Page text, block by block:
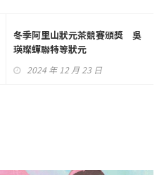
冬季阿里山狀元茶競賽頒獎 吳
瑛璨蟬聯特等狀元
2024 年 12 月 23 日